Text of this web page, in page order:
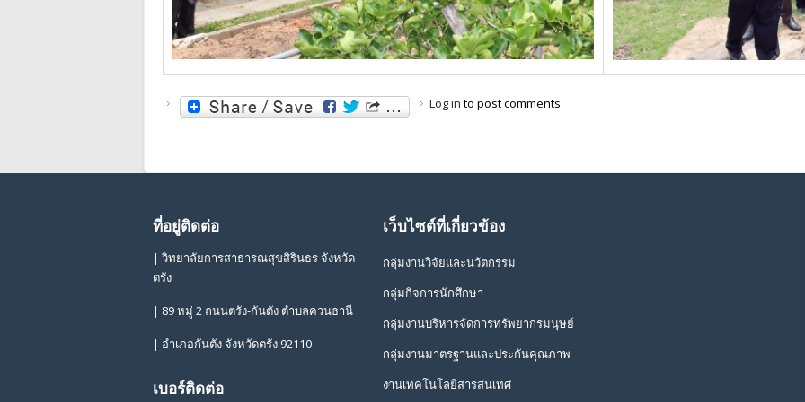
Log in to post comments
ที่อยู่ติดต่อ
| วิทยาลัยการสาธารณสุขสิรินธร จังหวัด
ตรัง
| 89 หมู่ 2 ถนนตรัง-กันตัง ตำบลควนธานี
| อำเภอกันตัง จังหวัดตรัง 92110
เบอร์ติดต่อ
เว็บไซต์ที่เกี่ยวข้อง
กลุ่มงานวิจัยและนวัตกรรม
กลุ่มกิจการนักศึกษา
กลุ่มงานบริหารจัดการทรัพยากรมนุษย์
กลุ่มงานมาตรฐานและประกันคุณภาพ
งานเทคโนโลยีสารสนเทศ